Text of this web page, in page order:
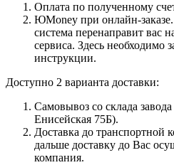
Оплата по полученному
ЮMoney при онлайн-
система перенаправит вас
сервиса. Здесь необходимо
инструкции.
Доступно 2 варианта доставки:
Самовывоз со склада
Енисейская 75Б).
Доставка до транспортной
дальше доставку до Вас
компания.